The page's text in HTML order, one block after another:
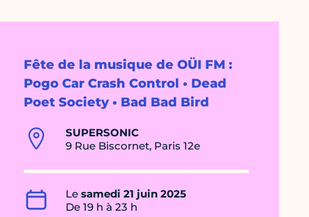
Fête de la musique de OÜI FM :
Pogo Car Crash Control • Dead
Poet Society • Bad Bad Bird
SUPERSONIC
9 Rue Biscornet, Paris 12e
Le samedi 21 juin 2025
De 19 h à 23 h